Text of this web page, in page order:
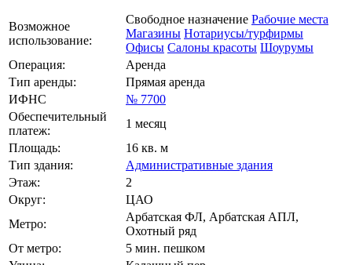
Возможное
использование:
Свободное назначение Рабочие места
Магазины Нотариусы/турфирмы
Офисы Салоны красоты Шоурумы
Операция:
Аренда
Тип аренды:
Прямая аренда
ИФНС
№ 7700
Обеспечительный
платеж:
1 месяц
Площадь:
16 кв. м
Тип здания:
Административные здания
Этаж:
2
Округ:
ЦАО
Метро:
Арбатская ФЛ, Арбатская АПЛ,
Охотный ряд
От метро:
5 мин. пешком